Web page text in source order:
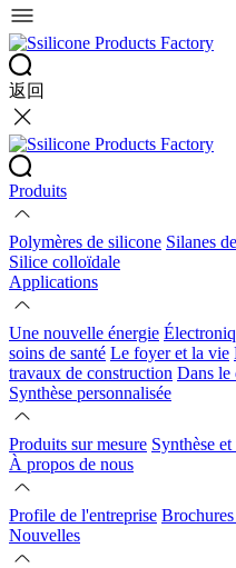
返回
Produits
Polymères de silicone Silanes
Silice colloïdale
Applications
Une nouvelle énergie
soins de santé Le foyer et la vie
travaux de construction Dans le
Synthèse personnalisée
Produits sur mesure Synthèse
À propos de nous
Profile de l'entreprise
Nouvelles